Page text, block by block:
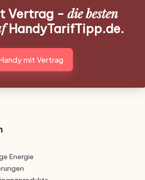
Vertrag - die besten
HandyTarifTipp.de.
mit Vertrag
Energie